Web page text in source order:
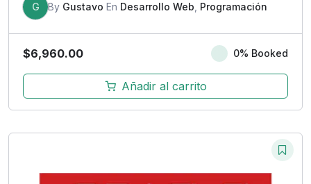
G By Gustavo En Desarrollo Web Programación
$6,960.00 0% Booked
Añadir al carrito